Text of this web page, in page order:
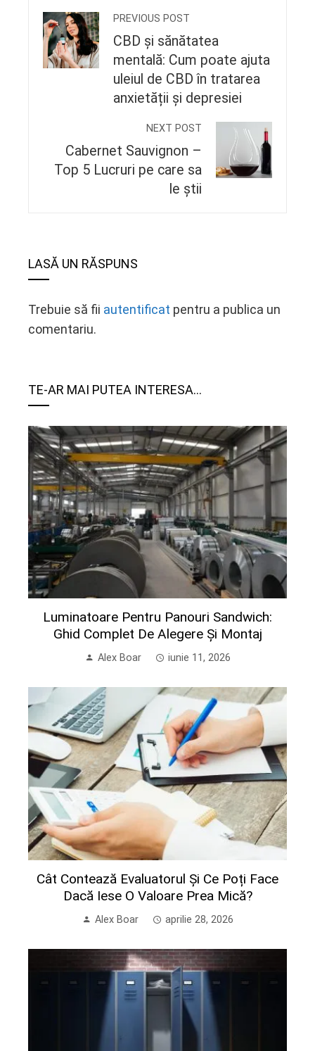
PREVIOUS POST
CBD și sănătatea
mentală: Cum poate ajuta
uleiul de CBD în tratarea
anxietății și depresiei
NEXT POST
Cabernet Sauvignon –
Top 5 Lucruri pe care sa
le știi
LASĂ UN RĂSPUNS
Trebuie să fii autentificat pentru a publica un
comentariu.
TE-AR MAI PUTEA INTERESA...
Luminatoare Pentru Panouri Sandwich:
Ghid Complet De Alegere Și Montaj
Alex Boar iunie 11, 2026
Cât Contează Evaluatorul Și Ce Poți Face
Dacă Iese O Valoare Prea Mică?
Alex Boar aprilie 28, 2026